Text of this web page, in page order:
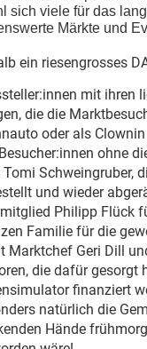
sich viele für das
Märkte und
ein riesengrosses
mit ihren
die die
oder als Clownin
ohne
Schweingruber,
und wieder
Philipp Flück
Familie für die
Marktchef Geri Dill
die dafür
finanziert
natürlich die
Hände